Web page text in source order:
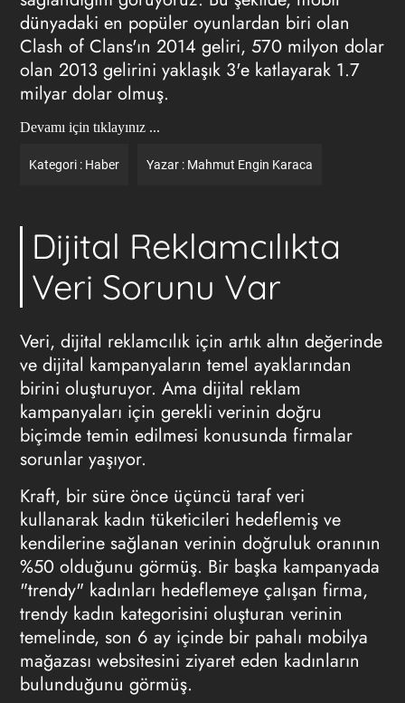
dünyadaki en popüler oyunlardan biri olan
Clash of Clans'ın 2014 geliri, 570 milyon dolar
olan 2013 gelirini yaklaşık 3'e katlayarak 1.7
milyar dolar olmuş.
Devamı için tıklayınız ...
Kategori : Haber Yazar : Mahmut Engin Karaca
Dijital Reklamcılıkta
Veri Sorunu Var
Veri, dijital reklamcılık için artık altın değerinde
ve dijital kampanyaların temel ayaklarından
birini oluşturuyor. Ama dijital reklam
kampanyaları için gerekli verinin doğru
biçimde temin edilmesi konusunda firmalar
sorunlar yaşıyor.
Kraft, bir süre önce üçüncü taraf veri
kullanarak kadın tüketicileri hedeflemiş ve
kendilerine sağlanan verinin doğruluk oranının
%50 olduğunu görmüş. Bir başka kampanyada
"trendy" kadınları hedeflemeye çalışan firma,
trendy kadın kategorisini oluşturan verinin
temelinde, son 6 ay içinde bir pahalı mobilya
mağazası websitesini ziyaret eden kadınların
bulunduğunu görmüş.